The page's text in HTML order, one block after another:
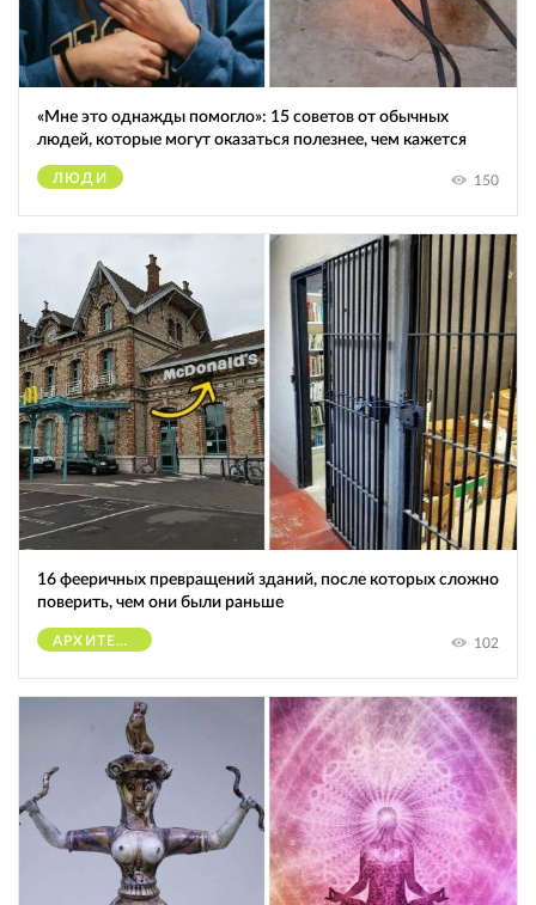
«Мне это однажды помогло»: 15 советов от обычных
людей, которые могут оказаться полезнее, чем кажется
ЛЮДИ 150
16 фееричных превращений зданий, после которых сложно
поверить, чем они были раньше
АРХИТЕКТУРА 102